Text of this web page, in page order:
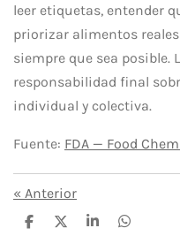
leer etiquetas, entender
priorizar alimentos
siempre que sea posible.
responsabilidad final
individual y colectiva.
Fuente: FDA — Food
« Anterior
C
C
C
C